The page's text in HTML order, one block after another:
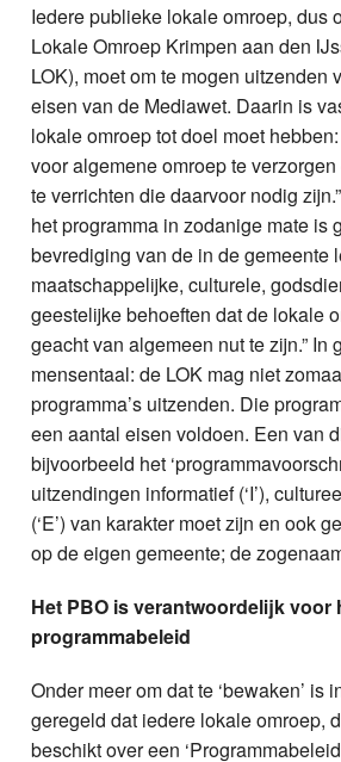
Info
Iedere publieke lokale omroep, dus
Lokale Omroep Krimpen aan den
LOK), moet om te mogen uitzenden
eisen van de Mediawet. Daarin is
lokale omroep tot doel moet
voor algemene omroep te
te verrichten die daarvoor nodig
het programma in zodanige mate is
bevrediging van de in de gemeente
maatschappelijke, culturele,
geestelijke behoeften dat de lokale
geacht van algemeen nut te zijn.” In
mensentaal: de LOK mag niet
programma’s uitzenden. Die
een aantal eisen voldoen. Een van
bijvoorbeeld het
uitzendingen informatief (‘I’),
(‘E’) van karakter moet zijn en ook
op de eigen gemeente; de
Het PBO is verantwoordelijk voor
programmabeleid
Onder meer om dat te ‘bewaken’ is
geregeld dat iedere lokale omroep,
beschikt over een